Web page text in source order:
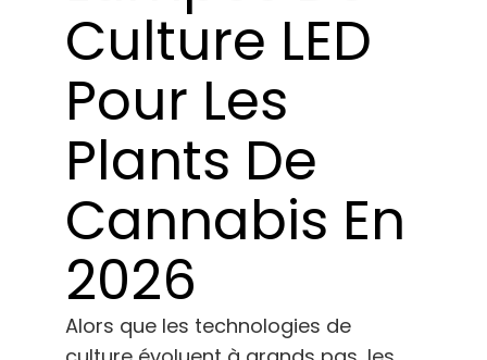
Chasse au phéno
Caraïbes
Contact
Boutique
Français
Culture LED
Pour Les
Plants De
Cannabis En
2026
Alors que les technologies de